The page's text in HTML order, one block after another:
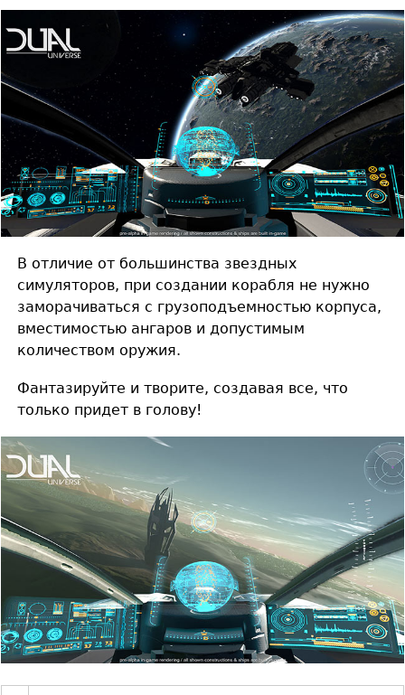
В отличие от большинства звездных
симуляторов, при создании корабля не нужно
заморачиваться с грузоподъемностью корпуса,
вместимостью ангаров и допустимым
количеством оружия.
Фантазируйте и творите, создавая все, что
только придет в голову!